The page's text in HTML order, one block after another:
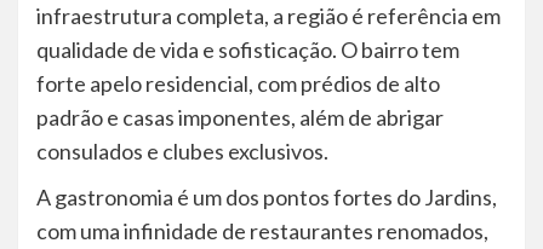
infraestrutura completa, a região é referência em
qualidade de vida e sofisticação. O bairro tem
forte apelo residencial, com prédios de alto
padrão e casas imponentes, além de abrigar
consulados e clubes exclusivos.
A gastronomia é um dos pontos fortes do Jardins,
com uma infinidade de restaurantes renomados,